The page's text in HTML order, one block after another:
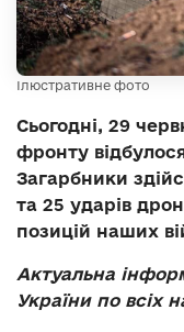
Ілюстративне фото
Сьогодні, 29
фронту
Загарбники
та 25 ударів
позицій наших
Актуальна
України по всіх